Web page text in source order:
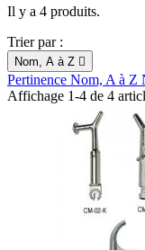
Il y a 4 produits.
Trier par :
Nom, A à Z 
Pertinence Nom, A à Z
Affichage 1-4 de 4